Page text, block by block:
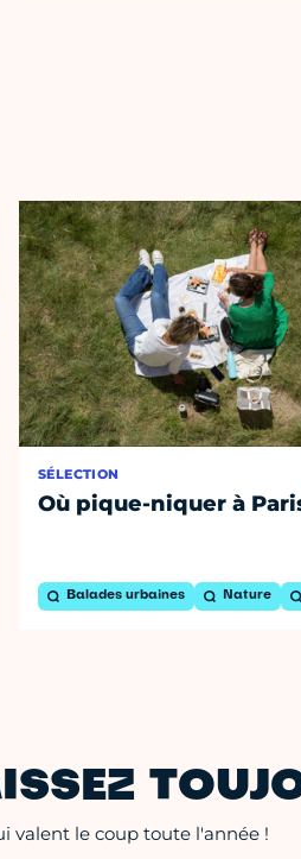
SÉLECTION
Où pique-niquer à
Balades urbaines Nature
valent le coup toute l'année !